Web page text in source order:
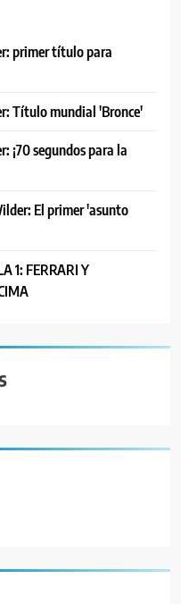
primer título para
Título mundial 'Bronce'
¡70 segundos para la
El primer 'asunto
1: FERRARI Y